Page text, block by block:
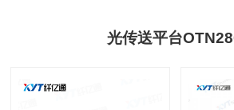
光传送平台